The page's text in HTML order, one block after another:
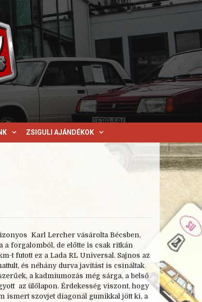
ZSIGULI AJÁNDÉKOK
Karl Lercher vásárolta Bécsben,
a forgalomból, de előtte is csak ritkán
t futott ez a Lada RL Universal. Sajnos az
és néhány durva javítást is csináltak
a kadmiumozás még sárga, a belső
az ülőlapon. Érdekesség viszont, hogy
ismert szovjet diagonál gumikkal jött ki, a